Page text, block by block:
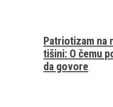
Patriotizam na
tišini: O čemu
da govore